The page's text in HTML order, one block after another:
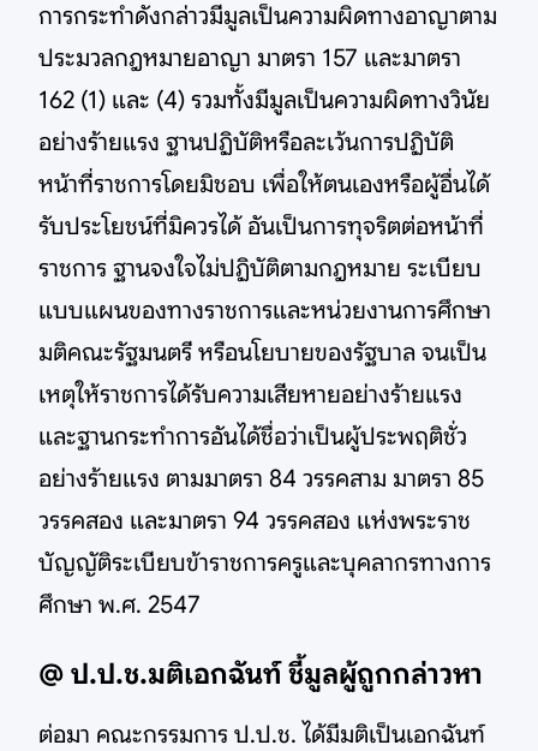
การกระทำดังกล่าวมีมูลเป็นความผิดทางอาญาตาม
ประมวลกฎหมายอาญา มาตรา 157 และมาตรา
162 (1) และ (4) รวมทั้งมีมูลเป็นความผิดทางวินัย
อย่างร้ายแรง ฐานปฏิบัติหรือละเว้นการปฏิบัติ
หน้าที่ราชการโดยมิชอบ เพื่อให้ตนเองหรือผู้อื่นได้
รับประโยชน์ที่มิควรได้ อันเป็นการทุจริตต่อหน้าที่
ราชการ ฐานจงใจไม่ปฏิบัติตามกฎหมาย ระเบียบ
แบบแผนของทางราชการและหน่วยงานการศึกษา
มติคณะรัฐมนตรี หรือนโยบายของรัฐบาล จนเป็น
เหตุให้ราชการได้รับความเสียหายอย่างร้ายแรง
และฐานกระทำการอันได้ชื่อว่าเป็นผู้ประพฤติชั่ว
อย่างร้ายแรง ตามมาตรา 84 วรรคสาม มาตรา 85
วรรคสอง และมาตรา 94 วรรคสอง แห่งพระราช
บัญญัติระเบียบข้าราชการครูและบุคลากรทางการ
ศึกษา พ.ศ. 2547
@ ป.ป.ช.มติเอกฉันท์ ชี้มูลผู้ถูกกล่าวหา
ต่อมา คณะกรรมการ ป.ป.ช. ได้มีมติเป็นเอกฉันท์